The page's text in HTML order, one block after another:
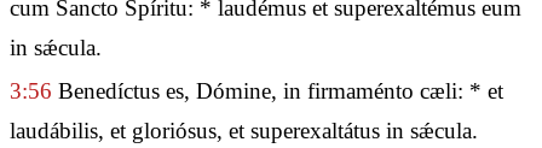
cum Sancto Spíritu: * laudémus et superexaltémus eum
in sǽcula.
3:56 Benedíctus es, Dómine, in firmaménto cæli: * et
laudábilis, et gloriósus, et superexaltátus in sǽcula.